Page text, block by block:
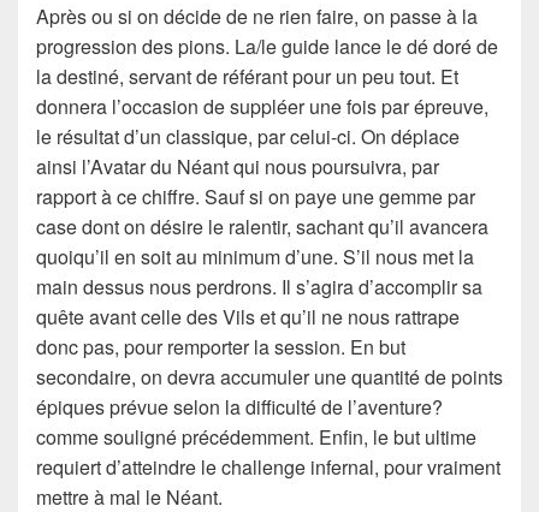
Après ou si on décide de ne rien faire, on passe à la
progression des pions. La/le guide lance le dé doré de
la destiné, servant de référant pour un peu tout. Et
donnera l’occasion de suppléer une fois par épreuve,
le résultat d’un classique, par celui-ci. On déplace
ainsi l’Avatar du Néant qui nous poursuivra, par
rapport à ce chiffre. Sauf si on paye une gemme par
case dont on désire le ralentir, sachant qu’il avancera
quoiqu’il en soit au minimum d’une. S’il nous met la
main dessus nous perdrons. Il s’agira d’accomplir sa
quête avant celle des Vils et qu’il ne nous rattrape
donc pas, pour remporter la session. En but
secondaire, on devra accumuler une quantité de points
épiques prévue selon la difficulté de l’aventure?
comme souligné précédemment. Enfin, le but ultime
requiert d’atteindre le challenge infernal, pour vraiment
mettre à mal le Néant.